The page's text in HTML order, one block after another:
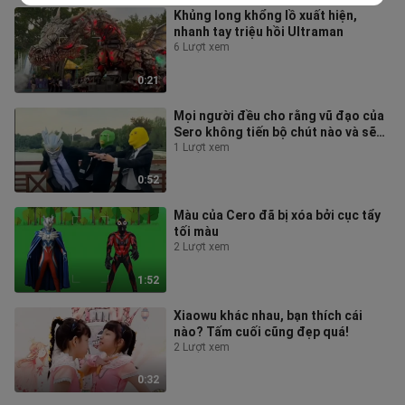
0:21
Khủng long khổng lồ xuất hiện,
nhanh tay triệu hồi Ultraman
6 Lượt xem
0:52
Mọi người đều cho rằng vũ đạo của
Sero không tiến bộ chút nào và sẽ
không có ai xem nữa.
1 Lượt xem
1:52
Màu của Cero đã bị xóa bởi cục tẩy
tối màu
2 Lượt xem
0:32
Xiaowu khác nhau, bạn thích cái
nào? Tấm cuối cũng đẹp quá!
2 Lượt xem